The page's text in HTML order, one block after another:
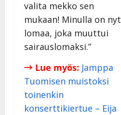
valita mekko sen
mukaan! Minulla on nyt
lomaa, joka muuttui
sairauslomaksi.”
→ Lue myös: Jamppa
Tuomisen muistoksi
toinenkin
konserttikiertue – Eija